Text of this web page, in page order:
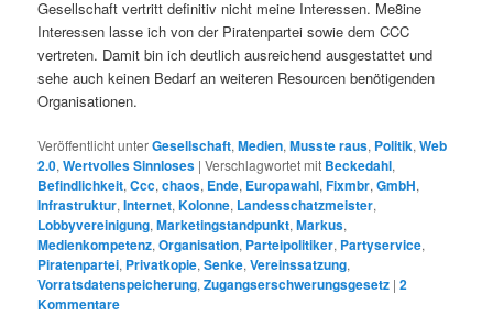
Gesellschaft vertritt definitiv nicht meine Interessen. Me8ine
Interessen lasse ich von der Piratenpartei sowie dem CCC
vertreten. Damit bin ich deutlich ausreichend ausgestattet und
sehe auch keinen Bedarf an weiteren Resourcen benötigenden
Organisationen.
Veröffentlicht unterGesellschaft,Medien,Musste raus, Politik,Web
2.0,Wertvolles Sinnloses |Verschlagwortet mit Beckedahl,
Befindlichkeit,Ccc,chaos, Ende, Europawahl,Fixmbr,GmbH,
Infrastruktur,Internet,Kolonne, Landesschatzmeister,
Lobbyvereinigung,Marketingstandpunkt,Markus,
Medienkompetenz,Organisation, Parteipolitiker, Partyservice,
Piratenpartei, Privatkopie,Senke,Vereinssatzung,
Vorratsdatenspeicherung,Zugangserschwerungsgesetz |2
Kommentare